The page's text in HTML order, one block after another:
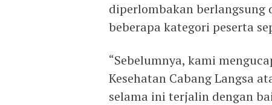
diperlombakan berlangsung
beberapa kategori peserta
“Sebelumnya, kami
Kesehatan Cabang Langsa
selama ini terjalin dengan